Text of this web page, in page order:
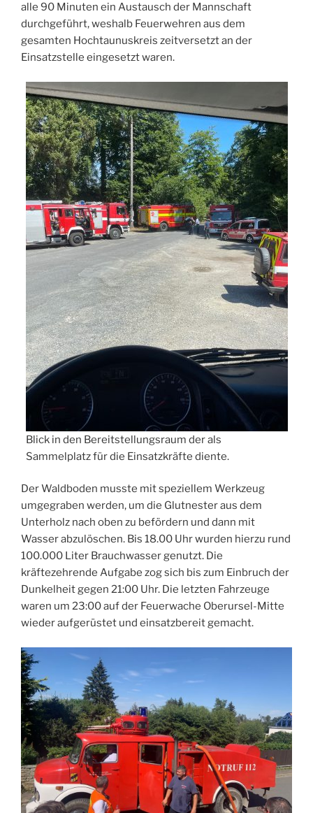
alle 90 Minuten ein Austausch der Mannschaft
durchgeführt, weshalb Feuerwehren aus dem
gesamten Hochtaunuskreis zeitversetzt an der
Einsatzstelle eingesetzt waren.
Blick in den Bereitstellungsraum der als
Sammelplatz für die Einsatzkräfte diente.
Der Waldboden musste mit speziellem Werkzeug
umgegraben werden, um die Glutnester aus dem
Unterholz nach oben zu befördern und dann mit
Wasser abzulöschen. Bis 18.00 Uhr wurden hierzu rund
100.000 Liter Brauchwasser genutzt. Die
kräftezehrende Aufgabe zog sich bis zum Einbruch der
Dunkelheit gegen 21:00 Uhr. Die letzten Fahrzeuge
waren um 23:00 auf der Feuerwache Oberursel-Mitte
wieder aufgerüstet und einsatzbereit gemacht.